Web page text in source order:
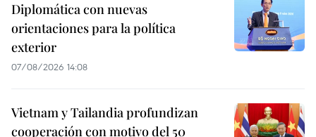
Diplomática con nuevas
orientaciones para la política
exterior
07/08/2026 14:08
Vietnam y Tailandia profundizan
cooperación con motivo del 50